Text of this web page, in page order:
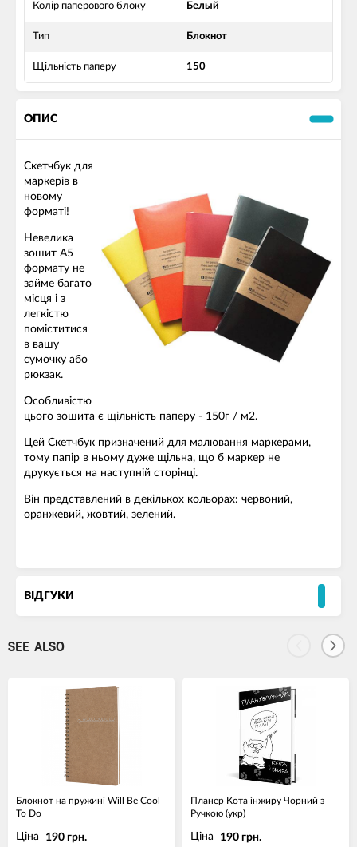
Колір паперового блоку Белый
Тип Блокнот
Щільність паперу 150
ОПИС
Скетчбук для
маркерів в
новому
форматі!
Невелика
зошит А5
формату не
займе багато
місця і з
легкістю
поміститися
в вашу
сумочку або
рюкзак.
Особливістю
цього зошита є щільність паперу - 150г / м2.
Цей Скетчбук призначений для малювання маркерами,
тому папір в ньому дуже щільна, що б маркер не
друкується на наступній сторінці.
Він представлений в декількох кольорах: червоний,
оранжевий, жовтий, зелений.
ВІДГУКИ
SEE ALSO
Блокнот на пружині Will Be Cool
To Do
Ціна 190 грн.
Планер Кота інжиру Чорний з
Ручкою (укр)
Ціна 190 грн.